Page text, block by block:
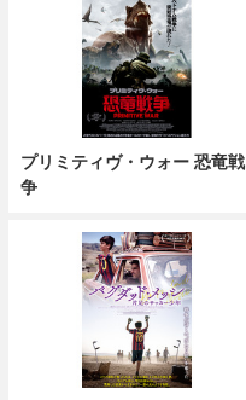
プリミティヴ・ウォー 恐竜戦
争